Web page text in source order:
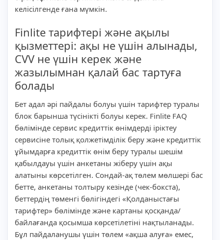
келісілгенде ғана мүмкін.
Finlite тарифтері және ақылы
қызметтері: ақы не үшін алынады,
CVV не үшін керек және
жазылымнан қалай бас тартуға
болады
Бет адал әрі пайдалы болуы үшін тарифтер туралы
блок барынша түсінікті болуы керек. Finlite FAQ
бөлімінде сервис кредиттік өнімдерді іріктеу
сервисіне толық қолжетімділік беру және кредиттік
ұйымдарға кредиттік өнім беру туралы шешім
қабылдауы үшін анкетаны жіберу үшін ақы
алатыны көрсетілген. Сондай-ақ төлем мөлшері бас
бетте, анкетаны толтыру кезінде (чек-бокста),
беттердің төменгі бөлігіндегі «Қолданыстағы
тарифтер» бөлімінде және картаны қосқанда/
байлағанда қосымша көрсетілетіні нақтыланады.
Бұл пайдаланушы үшін төлем «ақша алуға» емес,